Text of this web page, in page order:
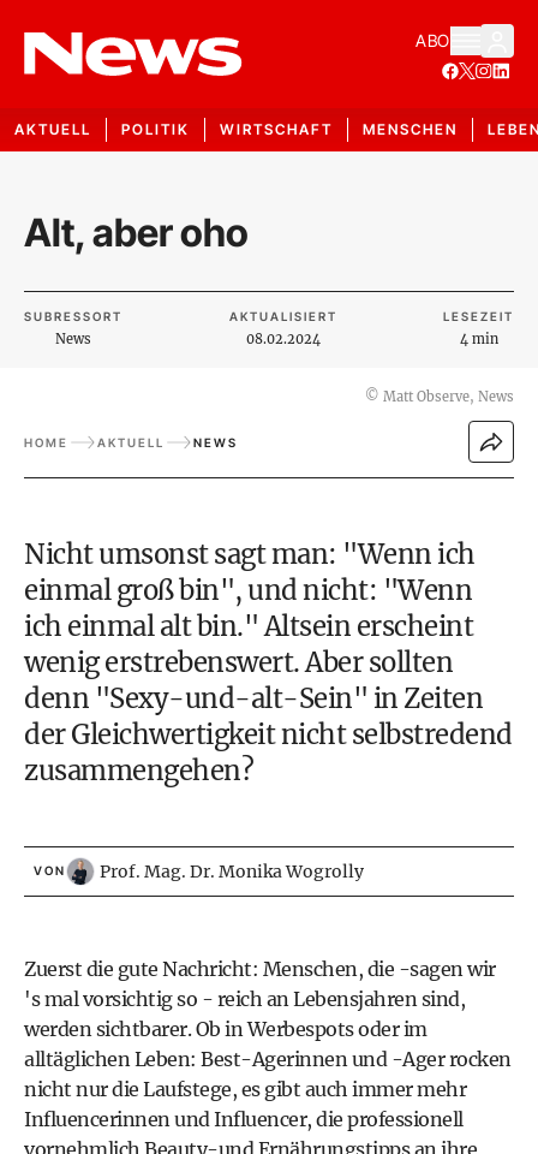
ABO
AKTUELL POLITIK WIRTSCHAFT MENSCHEN
Alt, aber oho
SUBRESSORT
News
AKTUALISIERT
08.02.2024
LESEZEIT
4 min
© Matt Observe, News
HOME AKTUELL NEWS
Nicht umsonst sagt man: "Wenn ich
einmal groß bin", und nicht: "Wenn
ich einmal alt bin." Altsein erscheint
wenig erstrebenswert. Aber sollten
denn "Sexy-und-alt-Sein" in Zeiten
der Gleichwertigkeit nicht selbstredend
zusammengehen?
VON Prof. Mag. Dr. Monika Wogrolly
Zuerst die gute Nachricht: Menschen, die -sagen wir
's mal vorsichtig so - reich an Lebensjahren sind,
werden sichtbarer. Ob in Werbespots oder im
alltäglichen Leben: Best-Agerinnen und -Ager rocken
nicht nur die Laufstege, es gibt auch immer mehr
Influencerinnen und Influencer, die professionell
vornehmlich Beauty-und Ernährungstipps an ihre